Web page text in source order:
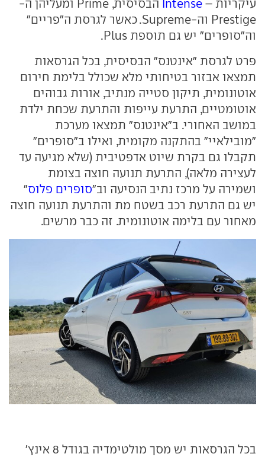
עיקריות – Intense
הבסיסית, Prime ומעליהן ה-
Prestige וה-Supreme. כאשר לגרסת ה"פריים"
וה"סופרים" יש גם תוספת Plus.
פרט לגרסת "אינטנס" הבסיסית, בכל הגרסאות
תמצאו אבזור בטיחותי מלא שכולל בלימת חירום
אוטונומית, תיקון סטייה מנתיב, אורות גבוהים
אוטומטיים, התרעת עייפות והתרעת שכחת ילדת
במושב האחורי. ב"אינטנס" תמצאו מערכת
"מובילאיי" בהתקנה מקומית, ואילו ב"סופרים"
תקבלו גם בקרת שיוט אדפטיבית (שלא מגיעה עד
לעצירה מלאה), התרעת תנועה חוצה בצומת
ושמירה על מרכז נתיב הנסיעה וב"סופרים פלוס"
יש גם התרעת רכב בשטח מת והתרעת תנועה חוצה
מאחור עם בלימה אוטונומית. זה כבר מרשים.
בכל הגרסאות יש מסך מולטימדיה בגודל 8 אינץ'